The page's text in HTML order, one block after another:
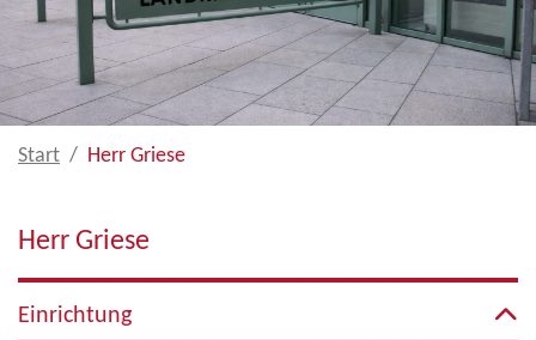
Start Herr Griese
Herr Griese
Einrichtung